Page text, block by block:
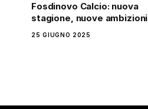
Fosdinovo Calcio: nuova
stagione, nuove ambizioni
25 GIUGNO 2025